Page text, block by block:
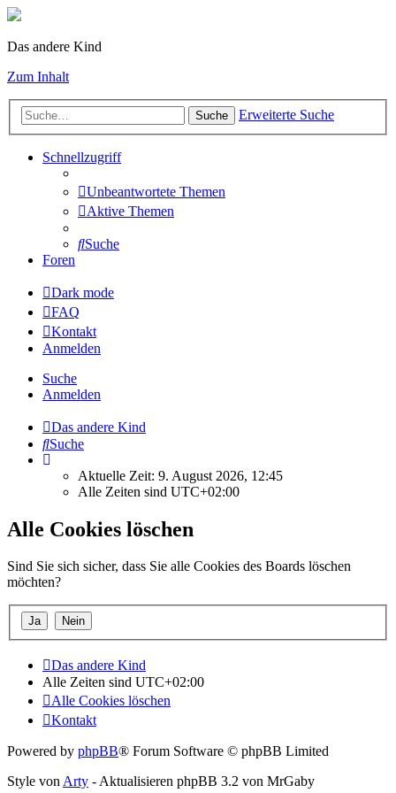
Das andere Kind
Zum Inhalt
Suche Erweiterte Suche
Schnellzugriff
Unbeantwortete Themen
Aktive Themen
Suche
Foren
Dark mode
FAQ
Kontakt
Anmelden
Suche
Anmelden
Das andere Kind
Suche
Aktuelle Zeit: 9. August 2026, 12:45
Alle Zeiten sind UTC+02:00
Alle Cookies löschen
Sind Sie sich sicher, dass Sie alle Cookies des Boards löschen
möchten?
Das andere Kind
Alle Zeiten sind UTC+02:00
Alle Cookies löschen
Kontakt
Powered by phpBB® Forum Software © phpBB Limited
Style von Arty - Aktualisieren phpBB 3.2 von MrGaby